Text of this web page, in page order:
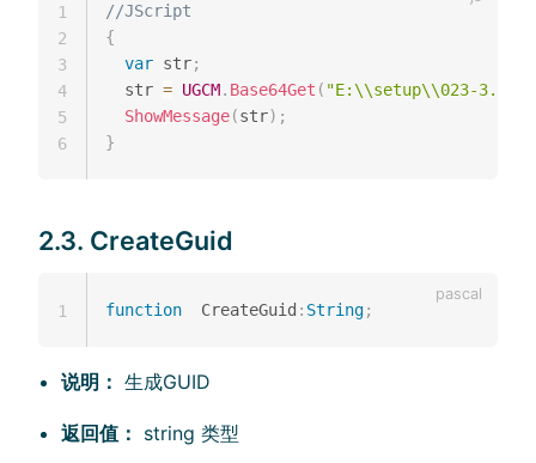
//JScript
{
var str;
  str
= UGCM. Base64Get ( "E:\\setup\\023-3.jpg"
ShowMessage(str) ;
}
1
2
3
4
5
6
2.3. CreateGuid
function
  CreateGuid
: String;
1
说明： 生成GUID
返回值： string 类型